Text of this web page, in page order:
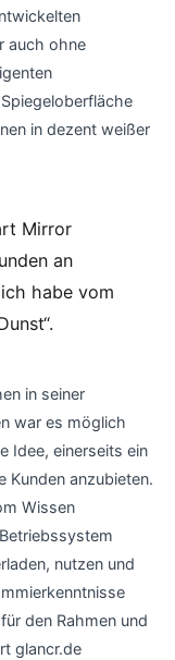
auch ohne
in dezent weißer
Mirror
an
habe vom
in seiner
war es möglich
Idee, einerseits ein
Kunden anzubieten.
Wissen
nutzen und
den Rahmen und
glancr.de